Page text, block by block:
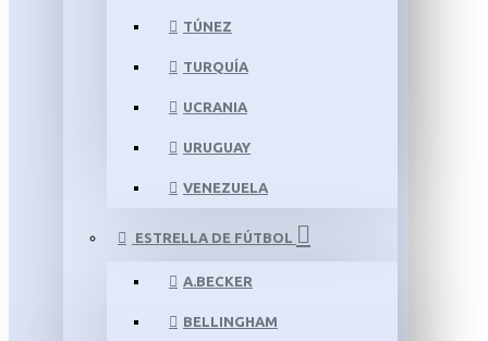
TÚNEZ
TURQUÍA
UCRANIA
URUGUAY
VENEZUELA
ESTRELLA DE FÚTBOL
A.BECKER
BELLINGHAM